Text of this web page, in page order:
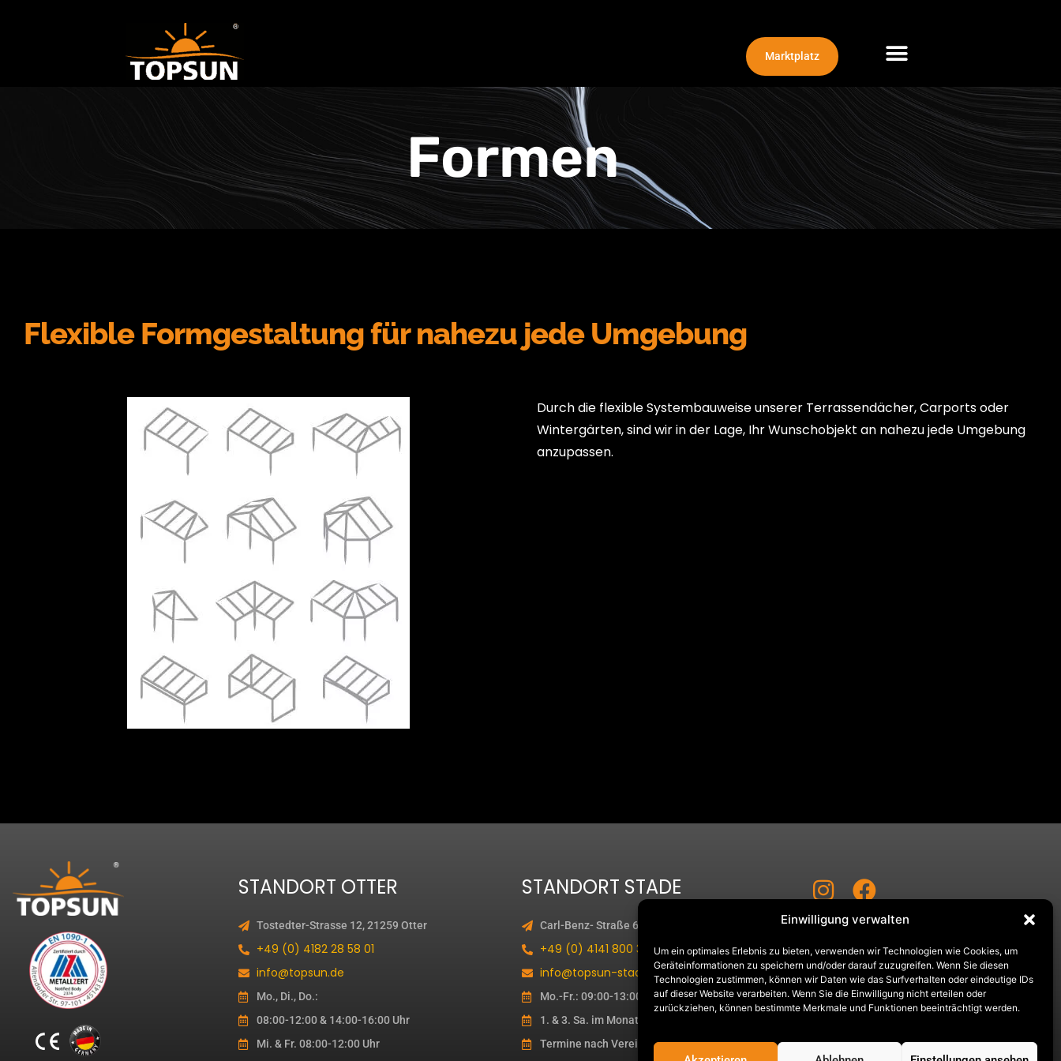
Einwilligung verwalten
Um ein optimales Erlebnis zu bieten, verwenden wir Technologien wie Cookies, um
Geräteinformationen zu speichern und/oder darauf zuzugreifen. Wenn Sie diesen
Technologien zustimmen, können wir Daten wie das Surfverhalten oder eindeutige IDs
auf dieser Website verarbeiten. Wenn Sie die Einwilligung nicht erteilen oder
zurückziehen, können bestimmte Merkmale und Funktionen beeinträchtigt werden.
Marktplatz
Formen
Flexible Formgestaltung für nahezu jede Umgebung
Durch die flexible Systembauweise unserer Terrassendächer, Carports oder
Wintergärten, sind wir in der Lage, Ihr Wunschobjekt an nahezu jede Umgebung
anzupassen.
STANDORT OTTER
Tostedter-Strasse 12, 21259 Otter
+49 (0) 4182 28 58 01
info@topsun.de
Mo., Di., Do.:
08:00-12:00 & 14:00-16:00 Uhr
Mi. & Fr. 08:00-12:00 Uhr
STANDORT STADE
Carl-Benz- Straße 6, 21684 Stade
+49 (0) 4141 800 39 10
info@topsun-stade.de
Mo.-Fr.: 09:00-13:00 Uhr & 14:00-17:00 Uhr
1. & 3. Sa. im Monat: 10:00-13:00 Uhr
Termine nach Vereinbarung
DATENSCHUTZ
IMPRESSUM